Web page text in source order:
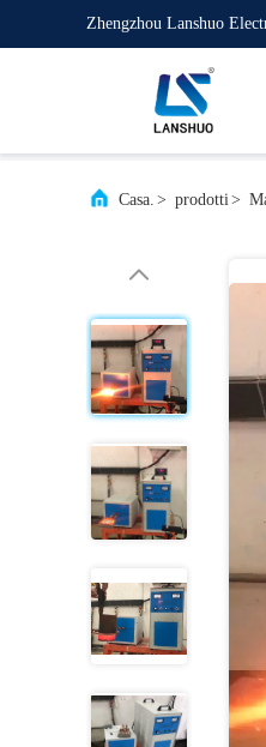
Zhengzhou Lanshuo
Casa. > prodotti>